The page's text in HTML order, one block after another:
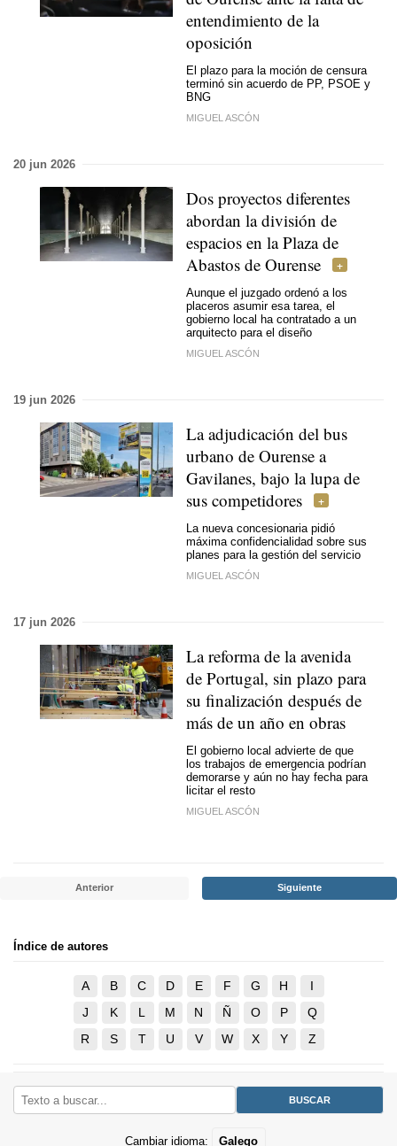
entendimiento de la
oposición
El plazo para la moción de censura
terminó sin acuerdo de PP, PSOE y
BNG
MIGUEL ASCÓN
20 jun 2026
Dos proyectos diferentes
abordan la división de
espacios en la Plaza de
Abastos de Ourense
Aunque el juzgado ordenó a los
placeros asumir esa tarea, el
gobierno local ha contratado a un
arquitecto para el diseño
MIGUEL ASCÓN
19 jun 2026
La adjudicación del bus
urbano de Ourense a
Gavilanes, bajo la lupa de
sus competidores
La nueva concesionaria pidió
máxima confidencialidad sobre sus
planes para la gestión del servicio
MIGUEL ASCÓN
17 jun 2026
La reforma de la avenida
de Portugal, sin plazo para
su finalización después de
más de un año en obras
El gobierno local advierte de que
los trabajos de emergencia podrían
demorarse y aún no hay fecha para
licitar el resto
MIGUEL ASCÓN
Anterior Siguiente
Índice de autores
A B C D E F G H
I
J
K L M N Ñ O P
Q
R
S T U V W X Y Z
Cambiar idioma: Galego